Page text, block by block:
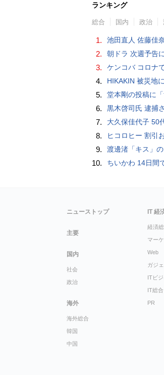
ランキング
総合 国内 政治
1. 池田直人 佐藤佳
2. 朝ドラ 次週予告
3. ケンコバ コロナ
4. HIKAKIN 被災地
5. 堂本剛の投稿に「
6. 黒木啓司氏 逮捕
7. 大久保佳代子 50
8. ヒコロヒー 割引
9. 渡邊渚「キス」
10. ちいかわ 14日間
ニューストップ
主要
国内
社会
政治
海外
海外総合
韓国
中国
IT 経
経済
マー
Web
ガジ
ITビ
IT総合
PR